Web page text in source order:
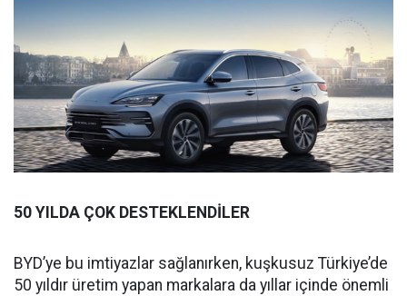
50 YILDA ÇOK DESTEKLENDİLER
BYD’ye bu imtiyazlar sağlanırken, kuşkusuz Türkiye’de
50 yıldır üretim yapan markalara da yıllar içinde önemli